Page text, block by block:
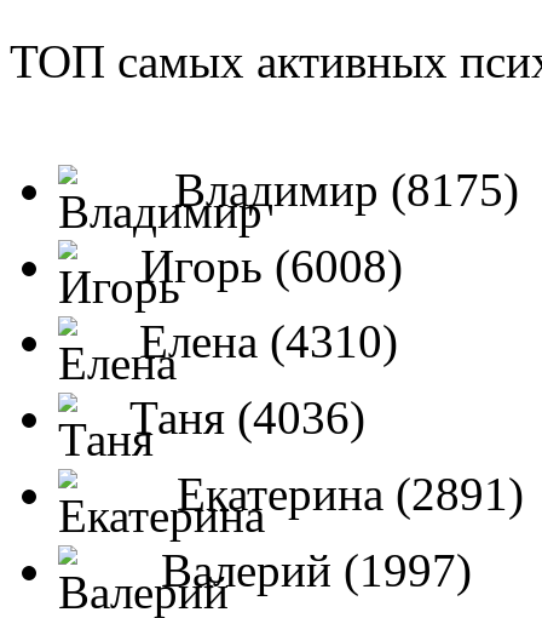
ТОП самых активных
Владимир (8175)
Игорь (6008)
Елена (4310)
Таня (4036)
Екатерина (2891)
Валерий (1997)